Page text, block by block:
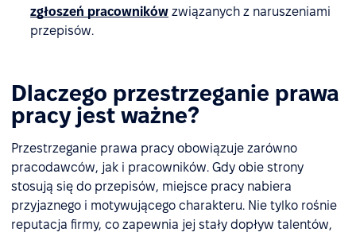
zgłoszeń pracowników związanych z naruszeniami
przepisów.
Dlaczego przestrzeganie prawa
pracy jest ważne?
Przestrzeganie prawa pracy obowiązuje zarówno
pracodawców, jak i pracowników. Gdy obie strony
stosują się do przepisów, miejsce pracy nabiera
przyjaznego i motywującego charakteru. Nie tylko rośnie
reputacja firmy, co zapewnia jej stały dopływ talentów,